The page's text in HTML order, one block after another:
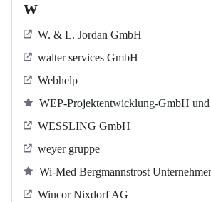
W
W. & L. Jordan GmbH
walter services GmbH
Webhelp
WEP-Projektentwicklung-GmbH
WESSLING GmbH
weyer gruppe
Wi-Med Bergmannstrost
Wincor Nixdorf AG